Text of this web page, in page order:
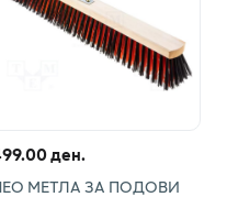
ден.
МЕТЛА ЗА ПОДОВИ